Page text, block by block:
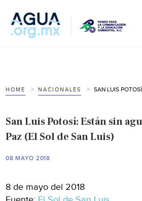
HOME NACIONALES
San Luis Potosí: Están sin
Paz (El Sol de San Luis)
08 MAYO 2018
8 de mayo del 2018